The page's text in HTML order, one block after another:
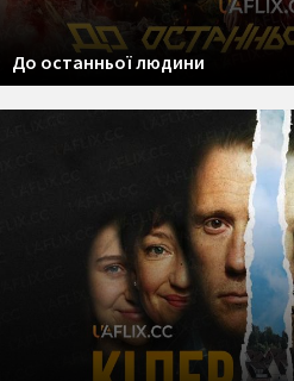
До останньої людини